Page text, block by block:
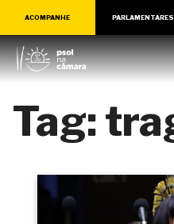
ACOMPANHE PARLAMENTARES
Tag: